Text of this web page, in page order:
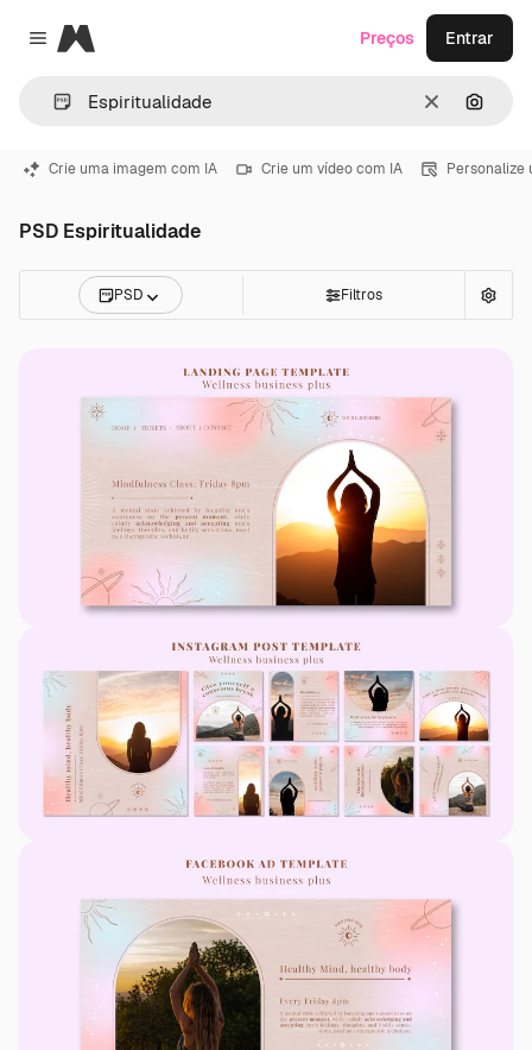
Close menu
Magnific
Limpar
Preços Entrar
Crie uma imagem com IA Crie um vídeo com IA Personalize
PSD Espiritualidade
PSD Filtros